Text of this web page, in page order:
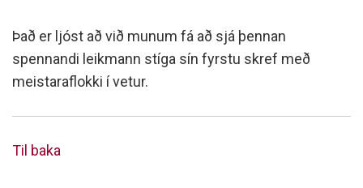
Það er ljóst að við munum fá að sjá þennan
spennandi leikmann stíga sín fyrstu skref með
meistaraflokki í vetur.
Til baka